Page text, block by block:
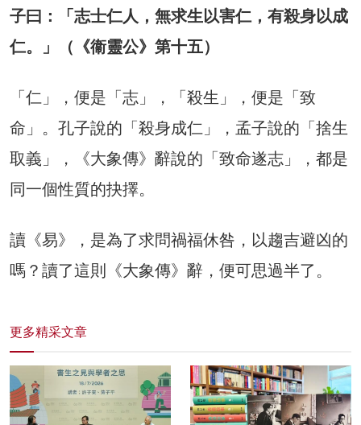
子曰：「志士仁人，無求生以害仁，有殺身以成
仁。」（《衞靈公》第十五）
「仁」，便是「志」，「殺生」，便是「致
命」。孔子說的「殺身成仁」，孟子說的「捨生
取義」，《大象傳》辭說的「致命遂志」，都是
同一個性質的抉擇。
讀《易》，是為了求問禍福休咎，以趨吉避凶的
嗎？讀了這則《大象傳》辭，便可思過半了。
更多精采文章